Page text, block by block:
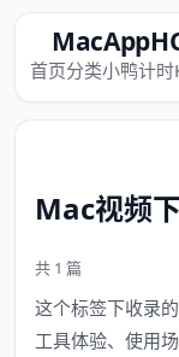
首页分类小鸭计时
Mac视频
共 1 篇
这个标签下收录
工具体验、使用